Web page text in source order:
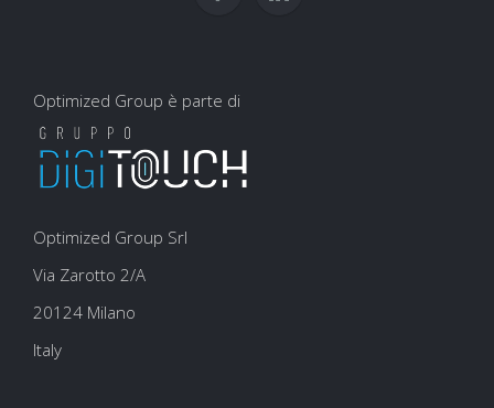
Optimized Group è parte di
Optimized Group Srl
Via Zarotto 2/A
20124 Milano
Italy